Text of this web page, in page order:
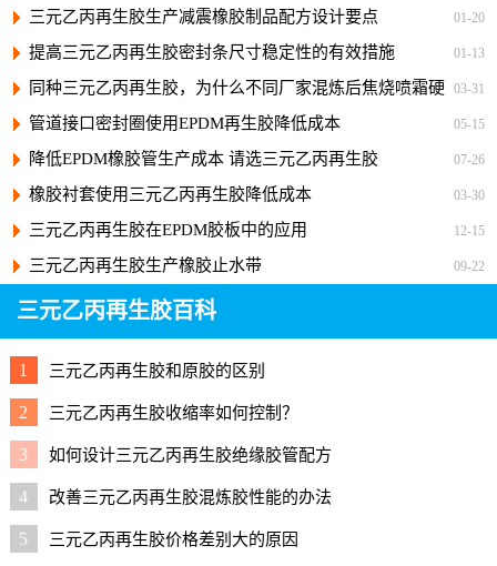
发泡剂好？
01-20
三元乙丙再生胶生产减震橡胶制品配方设计要点
01-13
提高三元乙丙再生胶密封条尺寸稳定性的有效措施
03-31
同种三元乙丙再生胶，为什么不同厂家混炼后焦烧喷霜硬
度差别巨大？
05-15
管道接口密封圈使用EPDM再生胶降低成本
07-26
降低EPDM橡胶管生产成本 请选三元乙丙再生胶
03-30
橡胶衬套使用三元乙丙再生胶降低成本
12-15
三元乙丙再生胶在EPDM胶板中的应用
09-22
三元乙丙再生胶生产橡胶止水带
三元乙丙再生胶百科
1 三元乙丙再生胶和原胶的区别
2 三元乙丙再生胶收缩率如何控制？
3 如何设计三元乙丙再生胶绝缘胶管配方
4 改善三元乙丙再生胶混炼胶性能的办法
5 三元乙丙再生胶价格差别大的原因